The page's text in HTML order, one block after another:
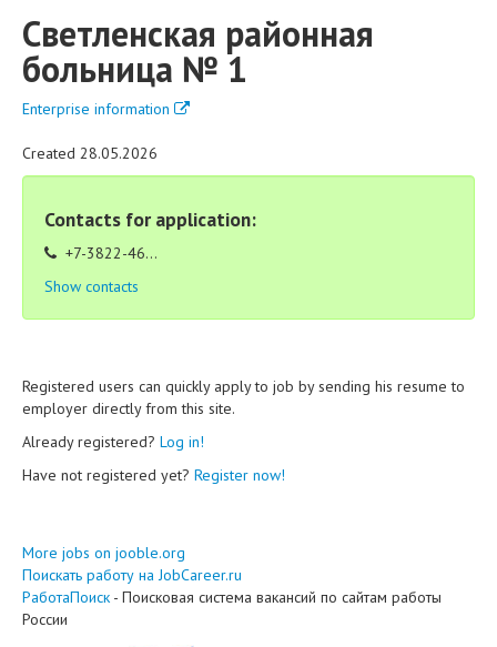
Светленская районная
больница № 1
Enterprise information
Created 28.05.2026
Contacts for application:
+7-3822-46...
Show contacts
Registered users can quickly apply to job by sending his resume to
employer directly from this site.
Already registered? Log in!
Have not registered yet? Register now!
More jobs on jooble.org
Поискать работу на JobCareer.ru
РаботаПоиск - Поисковая система вакансий по сайтам работы
России